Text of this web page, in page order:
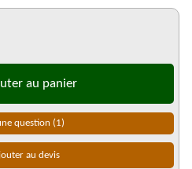
au panier
question (1)
au devis